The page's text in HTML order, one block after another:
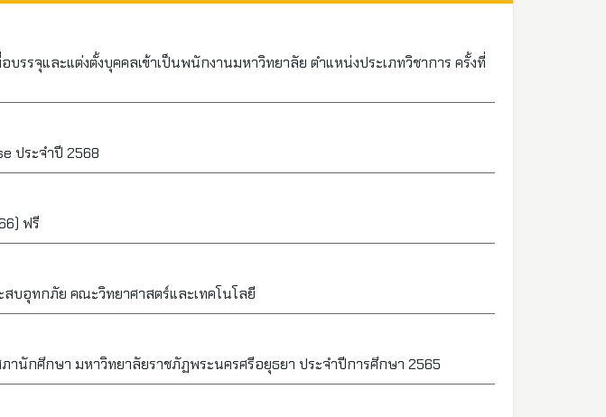
รรจุและแต่งตั้งบุคคลเข้าเป็นพนักงานมหาวิทยาลัย ตำแหน่งประเภทวิชาการ ครั้งที่
ประจำปี 2568
ฟรี
บอุทกภัย คณะวิทยาศาสตร์และเทคโนโลยี
านักศึกษา มหาวิทยาลัยราชภัฏพระนครศรีอยุธยา ประจำปีการศึกษา 2565